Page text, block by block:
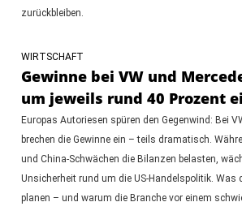
zurückbleiben.
WIRTSCHAFT
Gewinne bei VW und
um jeweils rund 40 Prozent
Europas Autoriesen spüren den Gegenwind: Bei
brechen die Gewinne ein – teils dramatisch.
und China-Schwächen die Bilanzen belasten,
Unsicherheit rund um die US-Handelspolitik. Was
planen – und warum die Branche vor einem